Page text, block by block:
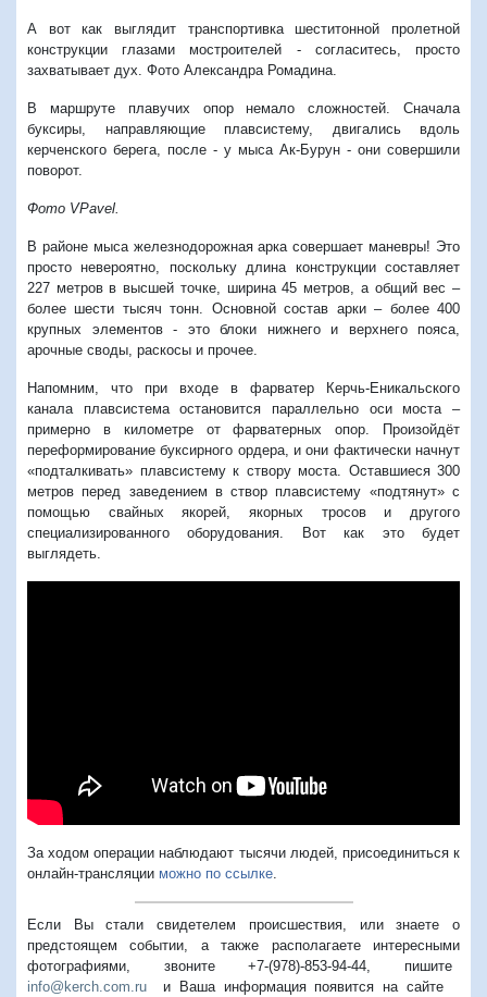
А вот как выглядит транспортивка шеститонной пролетной
конструкции глазами мостроителей - согласитесь, просто
захватывает дух. Фото Александра Ромадина.
В маршруте плавучих опор немало сложностей. Сначала
буксиры, направляющие плавсистему, двигались вдоль
керченского берега, после - у мыса Ак-Бурун - они совершили
поворот.
Фото VPavel.
В районе мыса железнодорожная арка совершает маневры! Это
просто невероятно, поскольку длина конструкции составляет
227 метров в высшей точке, ширина 45 метров, а общий вес –
более шести тысяч тонн. Основной состав арки – более 400
крупных элементов - это блоки нижнего и верхнего пояса,
арочные своды, раскосы и прочее.
Напомним, что при входе в фарватер Керчь-Еникальского
канала плавсистема остановится параллельно оси моста –
примерно в километре от фарватерных опор. Произойдёт
переформирование буксирного ордера, и они фактически начнут
«подталкивать» плавсистему к створу моста. Оставшиеся 300
метров перед заведением в створ плавсистему «подтянут» с
помощью свайных якорей, якорных тросов и другого
специализированного оборудования. Вот как это будет
выглядеть.
За ходом операции наблюдают тысячи людей, присоединиться к
онлайн-трансляции можно по ссылке
Если Вы стали свидетелем происшествия, или знаете о
предстоящем событии, а также располагаете интересными
фотографиями, звоните +7-(978)-853-94-44, пишите
info@kerch.com.ru и Ваша информация появится на сайте